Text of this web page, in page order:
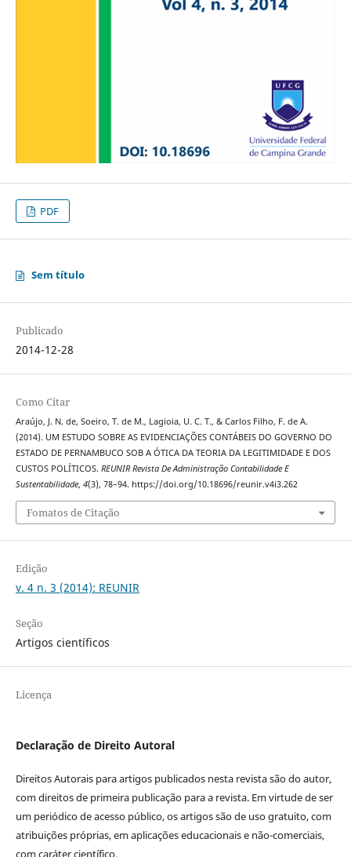
PDF
Sem título
Publicado
2014-12-28
Como Citar
Araújo, J. N. de, Soeiro, T. de M., Lagioia, U. C. T., & Carlos Filho, F. de A.
(2014). UM ESTUDO SOBRE AS EVIDENCIAÇÕES CONTÁBEIS DO GOVERNO DO
ESTADO DE PERNAMBUCO SOB A ÓTICA DA TEORIA DA LEGITIMIDADE E DOS
CUSTOS POLÍTICOS. REUNIR Revista De Administração Contabilidade E
Sustentabilidade, 4(3), 78–94. https://doi.org/10.18696/reunir.v4i3.262
Fomatos de Citação
Edição
v. 4 n. 3 (2014): REUNIR
Seção
Artigos científicos
Licença
Declaração de Direito Autoral
Direitos Autorais para artigos publicados nesta revista são do autor,
com direitos de primeira publicação para a revista. Em virtude de ser
um periódico de acesso público, os artigos são de uso gratuito, com
atribuições próprias, em aplicações educacionais e não-comerciais,
com caráter científico.